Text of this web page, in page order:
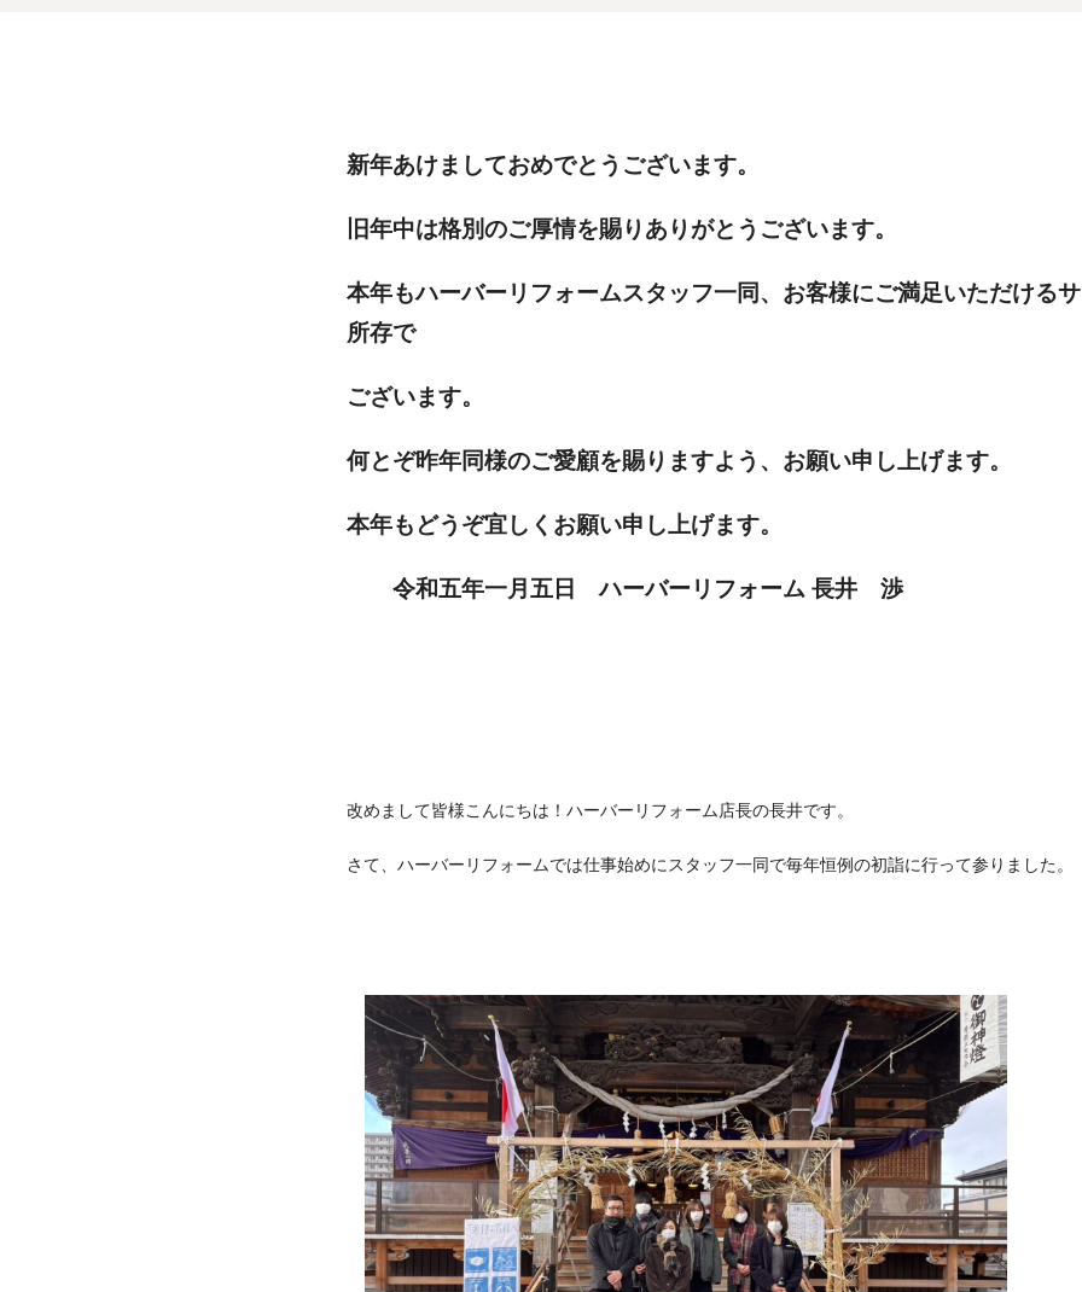
新年あけましておめでとうございます。
旧年中は格別のご厚情を賜りありがとうございます。
本年もハーバーリフォームスタッフ一同、お客様にご満足いただける
所存で
ございます。
何とぞ昨年同様のご愛顧を賜りますよう、お願い申し上げます。
本年もどうぞ宜しくお願い申し上げます。
令和五年一月五 日 ハーバーリフォーム 長井 渉
改めまして皆様こんにちは！ハーバーリフォーム店長の長井です。
さて、ハーバーリフォームでは仕事始めにスタッフ一同で毎年恒例の初詣に行って参りました。